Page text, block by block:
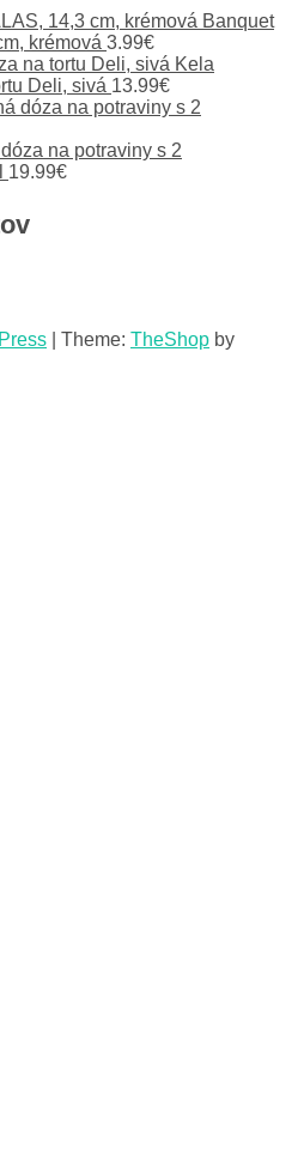
Banquet
krémová 3.99€
Kela
Deli, sivá 13.99€
na potraviny s 2
19.99€
Theme: TheShop by